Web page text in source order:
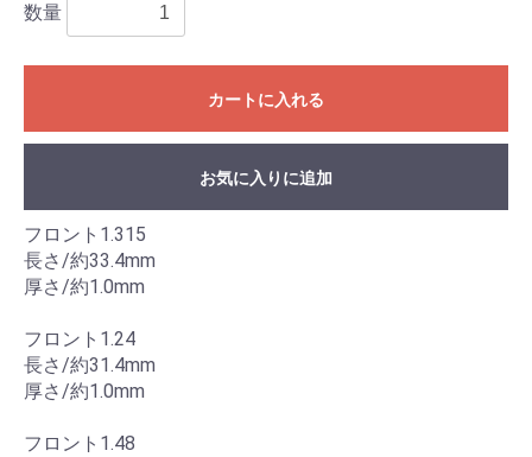
数量
カートに入れる
お気に入りに追加
フロント1.315
長さ/約33.4mm
厚さ/約1.0mm
フロント1.24
長さ/約31.4mm
厚さ/約1.0mm
フロント1.48